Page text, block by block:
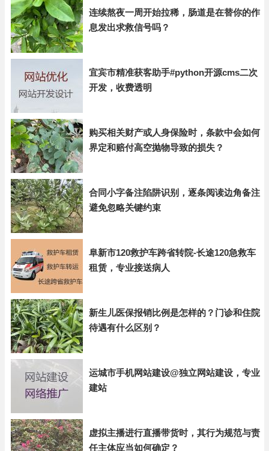
连续熬夜一周开始拉稀，肠道是在替你的作
息发出求救信号吗？
宜宾市精准获客助手#python开源cms二次
开发，收费透明
购买相关财产或人身保险时，条款中会如何
界定和赔付高空抛物导致的损失？
合同小字备注陷阱识别，逐条阅读边角备注
避免忽略关键约束
阜新市120救护车跨省转院-长途120急救车
租赁，专业接送病人
新生儿医保报销比例是怎样的？门诊和住院
待遇有什么区别？
运城市手机网站建设@独立网站建设，专业
建站
虚拟主播进行直播带货时，其行为规范与责
任主体应当如何确定？